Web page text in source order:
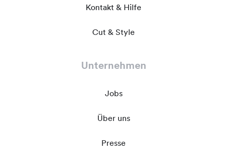
Kontakt & Hilfe
Cut & Style
Unternehmen
Jobs
Über uns
Presse